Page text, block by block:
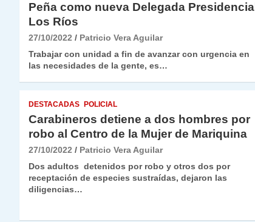
Peña como nueva Delegada Presidencial
Los Ríos
27/10/2022
Patricio Vera Aguilar
Trabajar con unidad a fin de avanzar con urgencia en
las necesidades de la gente, es…
DESTACADAS POLICIAL
Carabineros detiene a dos hombres por
robo al Centro de la Mujer de Mariquina
27/10/2022
Patricio Vera Aguilar
Dos adultos detenidos por robo y otros dos por
receptación de especies sustraídas, dejaron las
diligencias…